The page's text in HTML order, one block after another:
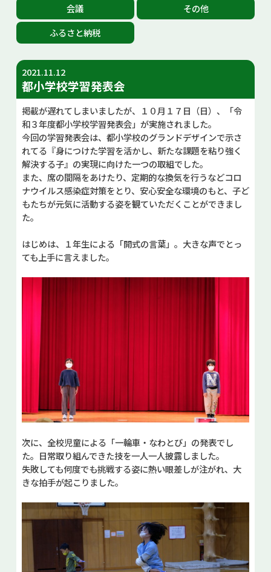
Select Language
会議
その他
ふるさと納税
2021.11.12
都小学校学習発表会
掲載が遅れてしまいましたが、１０月１７日（日）、「令
和３年度都小学校学習発表会」が実施されました。
今回の学習発表会は、都小学校のグランドデザインで示さ
れてる『身につけた学習を活かし、新たな課題を粘り強く
解決する子』の実現に向けた一つの取組でした。
また、席の間隔をあけたり、定期的な換気を行うなどコロ
ナウイルス感染症対策をとり、安心安全な環境のもと、子ど
もたちが元気に活動する姿を観ていただくことができまし
た。
はじめは、１年生による「開式の言葉」。大きな声でとっ
ても上手に言えました。
次に、全校児童による「一輪車・なわとび」の発表でし
た。日常取り組んできた技を一人一人披露しました。
失敗しても何度でも挑戦する姿に熱い眼差しが注がれ、大
きな拍手が起こりました。